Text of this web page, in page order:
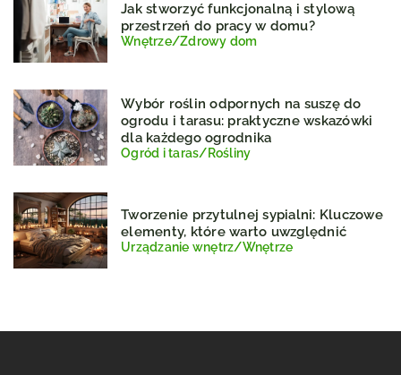
Jak stworzyć funkcjonalną i stylową
przestrzeń do pracy w domu?
Wnętrze/Zdrowy dom
Wybór roślin odpornych na suszę do
ogrodu i tarasu: praktyczne wskazówki
dla każdego ogrodnika
Ogród i taras/Rośliny
Tworzenie przytulnej sypialni: Kluczowe
elementy, które warto uwzględnić
Urządzanie wnętrz/Wnętrze